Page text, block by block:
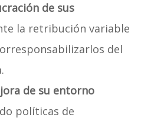
de sus
la retribución variable
del
de su entorno
políticas de